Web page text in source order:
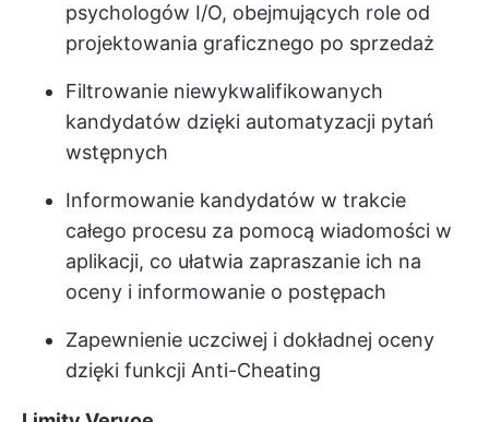
psychologów I/O, obejmujących role od
projektowania graficznego po sprzedaż
Filtrowanie niewykwalifikowanych
kandydatów dzięki automatyzacji pytań
wstępnych
Informowanie kandydatów w trakcie
całego procesu za pomocą wiadomości w
aplikacji, co ułatwia zapraszanie ich na
oceny i informowanie o postępach
Zapewnienie uczciwej i dokładnej oceny
dzięki funkcji Anti-Cheating